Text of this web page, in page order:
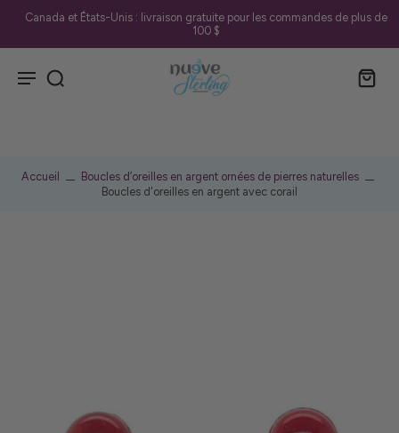
Canada et États-Unis : livraison gratuite pour les commandes de plus de
100 $
Accueil
Boucles d’oreilles en argent ornées de pierres naturelles
Boucles d'oreilles en argent avec corail